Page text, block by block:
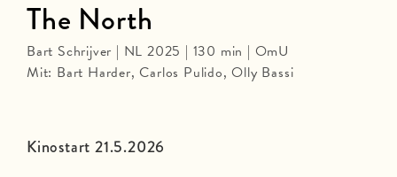
Kinostart 21.5.2026
The North
Bart Schrijver | NL 2025 | 130 min | OmU
Mit: Bart Harder, Carlos Pulido, Olly Bassi